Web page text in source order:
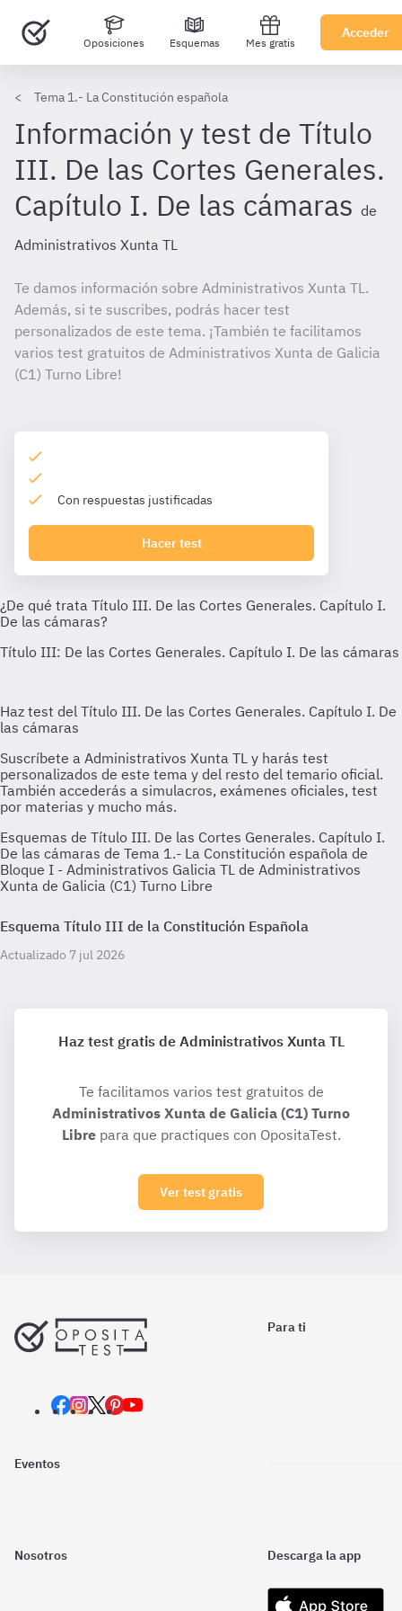
Oposiciones Esquemas Mes gratis
Acceder
Tema 1.- La Constitución española
Información y test de Título
III. De las Cortes Generales.
Capítulo I. De las cámaras de
Administrativos Xunta TL
Te damos información sobre Administrativos Xunta TL.
Además, si te suscribes, podrás hacer test
personalizados de este tema. ¡También te facilitamos
varios test gratuitos de Administrativos Xunta de Galicia
(C1) Turno Libre!
Con respuestas justificadas
Hacer test
Esquemas de Título III. De las Cortes Generales. Capítulo I.
De las cámaras de Tema 1.- La Constitución española de
Bloque I - Administrativos Galicia TL de Administrativos
Xunta de Galicia (C1) Turno Libre
Esquema Título III de la Constitución Española
Actualizado 7 jul 2026
Haz test gratis de Administrativos Xunta TL
Te facilitamos varios test gratuitos de
Administrativos Xunta de Galicia (C1) Turno
Librepara que practiques con OpositaTest.
Ver test gratis
Para ti
Eventos
Nosotros Descarga la app